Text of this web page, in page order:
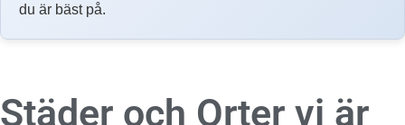
du är bäst på.
Städer och Orter vi är